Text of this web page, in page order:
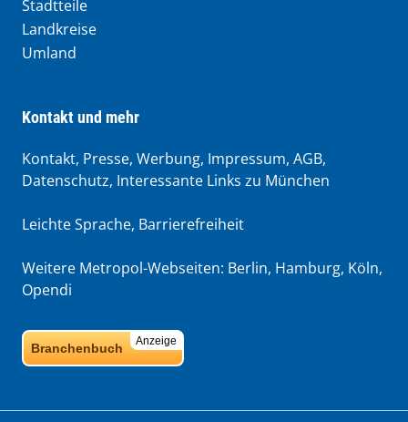
Stadtteile
Landkreise
Umland
Kontakt und mehr
Kontakt, Presse, Werbung, Impressum, AGB,
Datenschutz, Interessante Links zu München
Leichte Sprache, Barrierefreiheit
Weitere Metropol-Webseiten: Berlin, Hamburg, Köln,
Opendi
Anzeige
Branchenbuch